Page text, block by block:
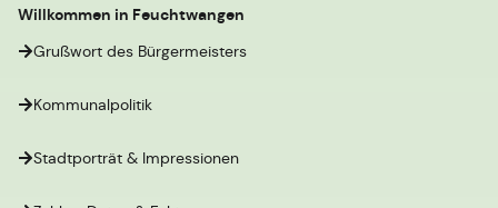
Willkommen in Feuchtwangen
Grußwort des Bürgermeisters
Kommunalpolitik
Stadtporträt & Impressionen